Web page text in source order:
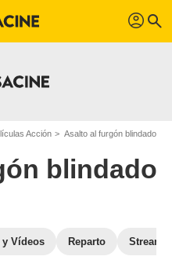
profil search
Acción Asalto al furgón blindado
blindado
y Vídeos Reparto